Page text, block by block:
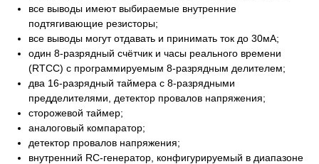
все выводы имеют выбираемые внутренние
подтягивающие резисторы;
все выводы могут отдавать и принимать ток до 30мА;
один 8-разрядный счётчик и часы реального времени
(RTCC) с программируемым 8-разрядным делителем;
два 16-разрядный таймера с 8-разрядными
предделителями, детектор провалов напряжения;
сторожевой таймер;
аналоговый компаратор;
детектор провалов напряжения;
внутренний RC-генератор, конфигурируемый в диапазоне